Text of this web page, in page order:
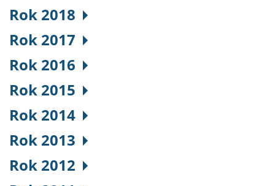
Rok 2018
Rok 2017
Rok 2016
Rok 2015
Rok 2014
Rok 2013
Rok 2012